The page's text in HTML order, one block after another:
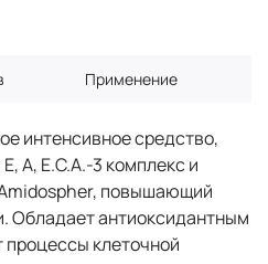
Применение
интенсивное средство,
А, E.C.A.-3 комплекс и
повышающий
Обладает антиоксидантным
процессы клеточной